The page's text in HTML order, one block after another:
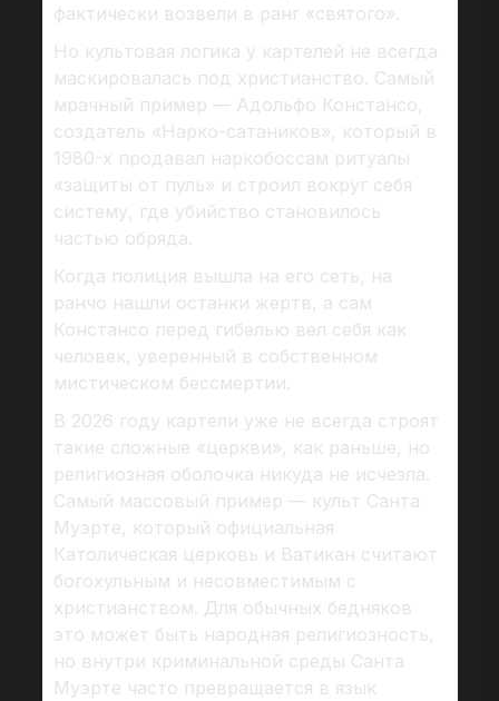
фактически возвели в ранг «святого».
Но культовая логика у картелей не всегда
маскировалась под христианство. Самый
мрачный пример — Адольфо Констансо,
создатель «Нарко-сатаников», который в
1980-х продавал наркобоссам ритуалы
«защиты от пуль» и строил вокруг себя
систему, где убийство становилось
частью обряда.
Когда полиция вышла на его сеть, на
ранчо нашли останки жертв, а сам
Констансо перед гибелью вел себя как
человек, уверенный в собственном
мистическом бессмертии.
В 2026 году картели уже не всегда строят
такие сложные «церкви», как раньше, но
религиозная оболочка никуда не исчезла.
Самый массовый пример — культ Санта
Муэрте, который официальная
Католическая церковь и Ватикан считают
богохульным и несовместимым с
христианством. Для обычных бедняков
это может быть народная религиозность,
но внутри криминальной среды Санта
Муэрте часто превращается в язык